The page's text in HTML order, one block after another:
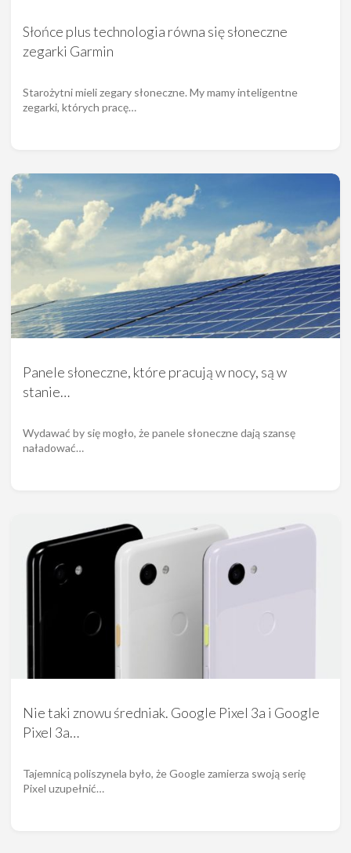
Słońce plus technologia równa się słoneczne
zegarki Garmin
Starożytni mieli zegary słoneczne. My mamy inteligentne
zegarki, których pracę…
Panele słoneczne, które pracują w nocy, są w
stanie…
Wydawać by się mogło, że panele słoneczne dają szansę
naładować…
Nie taki znowu średniak. Google Pixel 3a i Google
Pixel 3a…
Tajemnicą poliszynela było, że Google zamierza swoją serię
Pixel uzupełnić…